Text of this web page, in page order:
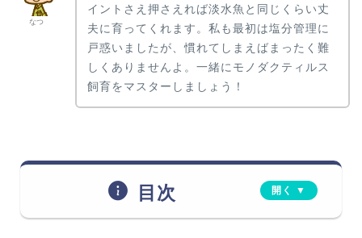
なつ
イントさえ押さえれば淡水魚と同じくらい丈
夫に育ってくれます。私も最初は塩分管理に
戸惑いましたが、慣れてしまえばまったく難
しくありませんよ。一緒にモノダクティルス
飼育をマスターしましょう！
目次